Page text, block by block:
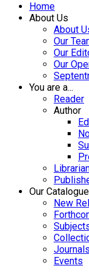
Home
About Us
About
Our
Our
Our
You are a...
Reader
Author
Our Catalogue
New
Journals
Events